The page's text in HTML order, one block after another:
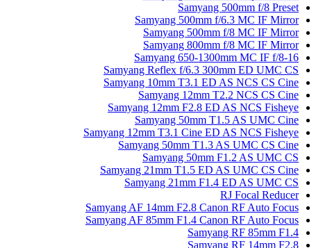
Samyang 500mm f/8 Preset
Samyang 500mm f/6.3 MC IF Mirror
Samyang 500mm f/8 MC IF Mirror
Samyang 800mm f/8 MC IF Mirror
Samyang 650-1300mm MC IF f/8-16
Samyang Reflex f/6.3 300mm ED UMC CS
Samyang 10mm T3.1 ED AS NCS CS Cine
Samyang 12mm T2.2 NCS CS Cine
Samyang 12mm F2.8 ED AS NCS Fisheye
Samyang 50mm T1.5 AS UMC Cine
Samyang 12mm T3.1 Cine ED AS NCS Fisheye
Samyang 50mm T1.3 AS UMC CS Cine
Samyang 50mm F1.2 AS UMC CS
Samyang 21mm T1.5 ED AS UMC CS Cine
Samyang 21mm F1.4 ED AS UMC CS
RJ Focal Reducer
Samyang AF 14mm F2.8 Canon RF Auto Focus
Samyang AF 85mm F1.4 Canon RF Auto Focus
Samyang RF 85mm F1.4
Samyang RF 14mm F2.8